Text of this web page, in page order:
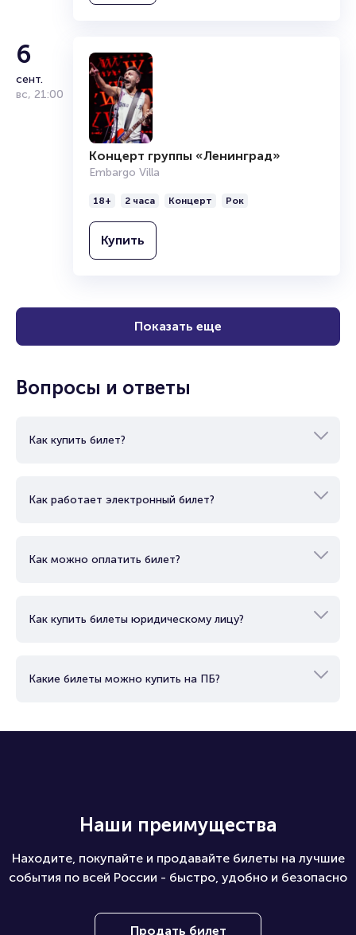
6
сент.
вс, 21:00
Концерт группы «Ленинград»
Embargo Villa
18+ 2 часа Концерт Рок
Купить
Показать еще
Вопросы и ответы
Как купить билет?
Как работает электронный билет?
Как можно оплатить билет?
Как купить билеты юридическому лицу?
Какие билеты можно купить на ПБ?
Наши преимущества
Находите, покупайте и продавайте билеты на лучшие
события по всей России - быстро, удобно и безопасно
Продать билет